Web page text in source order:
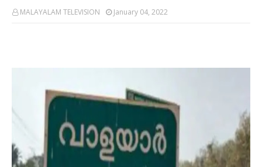
MALAYALAM TELEVISION January 04, 2022